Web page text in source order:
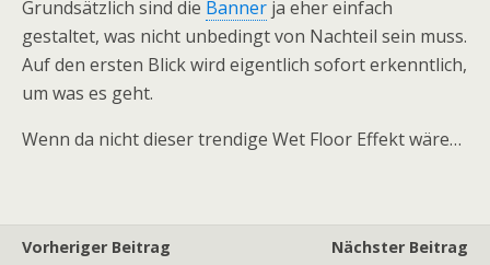
Grundsätzlich sind die Banner ja eher einfach
gestaltet, was nicht unbedingt von Nachteil sein muss.
Auf den ersten Blick wird eigentlich sofort erkenntlich,
um was es geht.
Wenn da nicht dieser trendige Wet Floor Effekt wäre…
Vorheriger Beitrag
Nächster Beitrag